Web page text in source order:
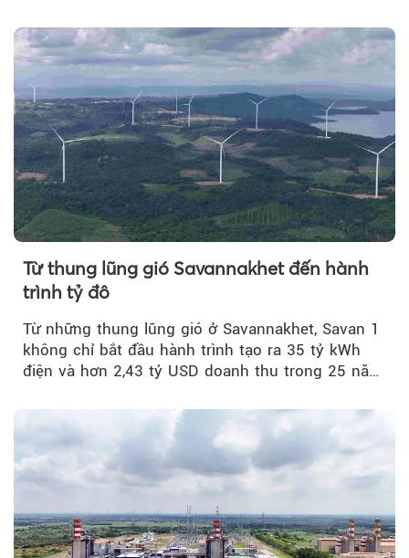
Từ thung lũng gió Savannakhet đến hành
trình tỷ đô
Từ những thung lũng gió ở Savannakhet, Savan 1
không chỉ bắt đầu hành trình tạo ra 35 tỷ kWh
điện và hơn 2,43 tỷ USD doanh thu trong 25 năm